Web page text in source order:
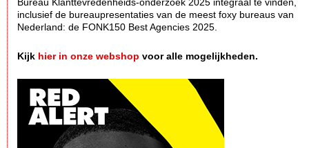
inclusief de bureaupresentaties van de meest foxy bureaus van
Nederland: de FONK150 Best Agencies 2025.
Kijk hier in onze webshop voor alle mogelijkheden.